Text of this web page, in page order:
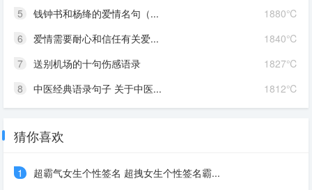
1880℃
5
钱钟书和杨绛的爱情名句（...
1840℃
6
爱情需要耐心和信任有关爱...
1827℃
7
送别机场的十句伤感语录
1812℃
8 中医经典语录句子 关于中医...
猜你喜欢
1
超霸气女生个性签名 超拽女生个性签名霸...